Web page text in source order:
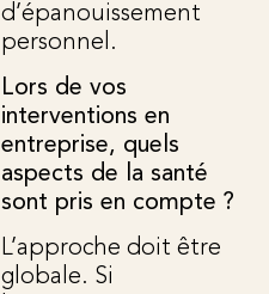
d’épanouissement
personnel.
Lors de vos
interventions en
entreprise, quels
aspects de la santé
sont pris en compte ?
L’approche doit être
globale. Si